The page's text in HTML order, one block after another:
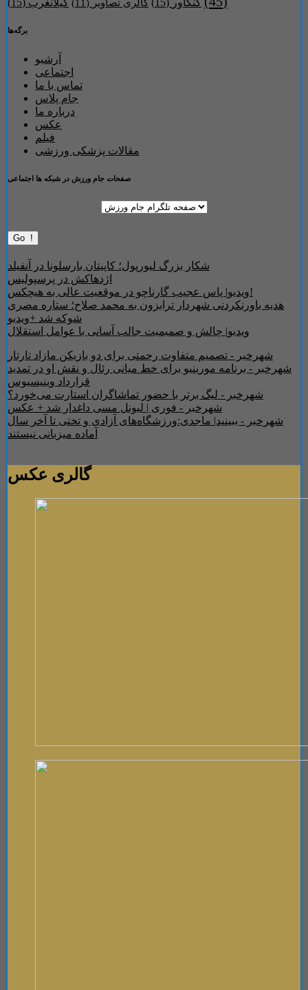
گالری تصاویر (11)
برگه‌ها
آرشیو
اجتماعی
تماس با ما
جام پلاس
درباره ما
عکس
فیلم
مقالات پزشکی ورزشی
صفحات جام ورزش در شبکه ها اجتماعی
شکار بزرگ لیورپول؛ کاپیتان بارسلونا در آنفیلد
اژدهاکش در پرسپولیس
ویدیو| پاس عجیب گارناچو در موقعیت عالی به هیچکس!
هدیه باورنکردنی شهردار ترابزون به محمد صلاح؛ ستاره مصری
شوکه شد +ویدیو
ویدیو| چالش و صمیمیت جالب آسانی با عوامل استقلال
شهرخبر - تصمیم متفاوت رحمتی برای دو بازیکن مازاد تارتار
شهرخبر - برنامه مورینیو برای خط میانی رئال و نقش او در تمدید
قرارداد وینیسیوس
شهرخبر - لیگ برتر با حضور تماشاگران استارت می‌خورد؟
شهرخبر - فوری | لیونل مسی داغدار شد + عکس
شهرخبر - ببینید| ماجدی:ورزشگاه‌های آزادی و تختی تا آخر سال
آماده میزبانی نیستند
گالری عکس